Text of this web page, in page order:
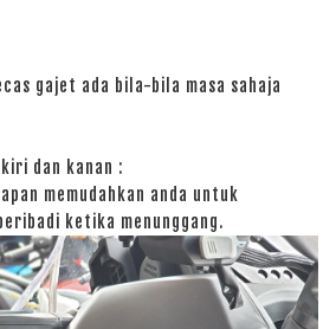
gajet ada bila-bila masa sahaja
kiri dan kanan :
memudahkan anda untuk
ketika menunggang.